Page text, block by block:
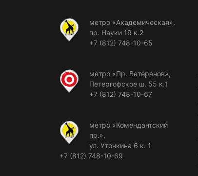
метро «Академическая»,
пр. Науки 19 к.2
+7 (812) 748-10-65
метро «Пр. Ветеранов»,
Петергофское ш. 55 к.1
+7 (812) 748-10-67
метро «Комендантский
пр.»,
ул. Уточкина 6 к. 1
+7 (812) 748-10-69